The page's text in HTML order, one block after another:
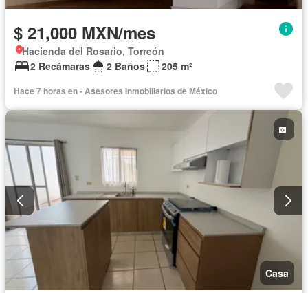
$ 21,000 MXN/mes
Hacienda del Rosario, Torreón
2 Recámaras
2 Baños 205 m²
Hace 7 horas en - Asesores Inmobiliarios de México
Casa